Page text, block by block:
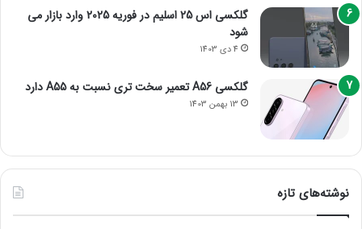
گلکسی اس 25 اسلیم در فوریه 2025 وارد بازار می
شود
4 دی 1403
گلکسی A56 تعمیر سخت تری نسبت به A55 دارد
13 بهمن 1403
نوشته‌های تازه